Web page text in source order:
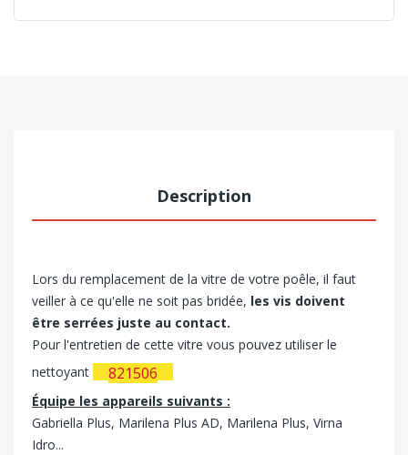
Description
Lors du remplacement de la vitre de votre poêle, il faut
veiller à ce qu'elle ne soit pas bridée, les vis doivent
être serrées juste au contact.
Pour l'entretien de cette vitre vous pouvez utiliser le
nettoyant
821506
Équipe les appareils suivants :
Gabriella Plus, Marilena Plus AD, Marilena Plus, Virna
Idro...